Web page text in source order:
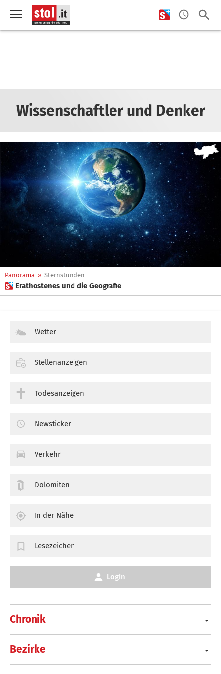
Wissenschaftler und Denker
Panorama » Sternstunden
 Erathostenes und die Geografie
Chronik
Bezirke
Wetter
Stellenanzeigen
Todesanzeigen
Newsticker
Verkehr
Dolomiten
In der Nähe
Lesezeichen
Login